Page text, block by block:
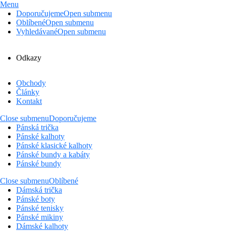
Menu
DoporučujemeOpen submenu
OblíbenéOpen submenu
VyhledávanéOpen submenu
Odkazy
Obchody
Články
Kontakt
Close submenuDoporučujeme
Pánská trička
Pánské kalhoty
Pánské klasické kalhoty
Pánské bundy a kabáty
Pánské bundy
Close submenuOblíbené
Dámská trička
Pánské boty
Pánské tenisky
Pánské mikiny
Dámské kalhoty